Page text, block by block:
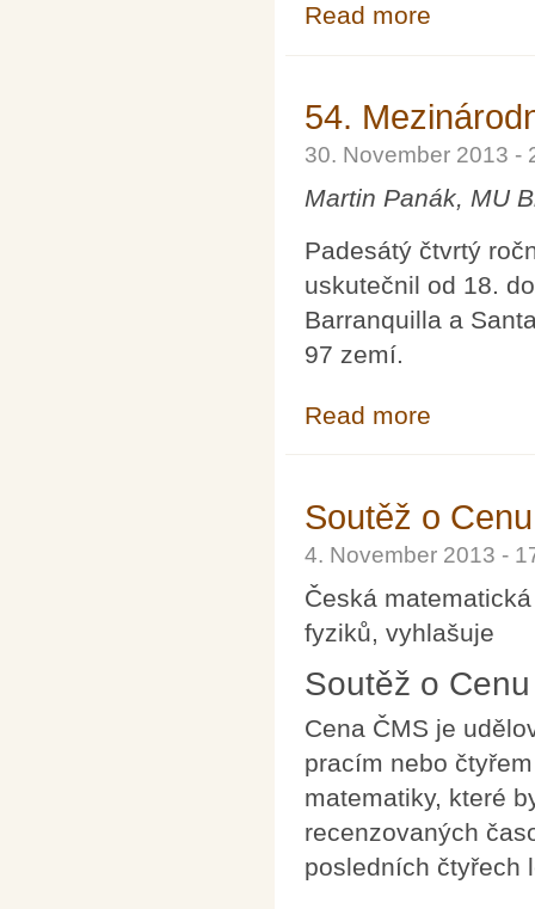
Read more
54.
30. November 2013
Martin Panák, MU
Padesátý čtvrtý
uskutečnil od 18.
Barranquilla a
97 zemí.
Read more
Soutěž o
4. November 2013 -
Česká
fyziků, vyhlašuje
Soutěž o
Cena ČMS je
pracím nebo
matematiky, které
recenzovaných
posledních čtyřech